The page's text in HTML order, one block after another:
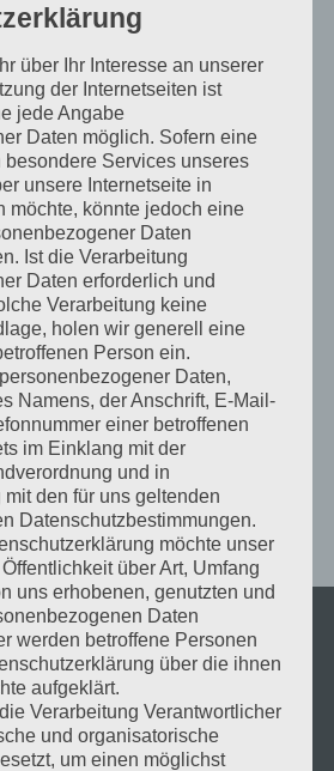
Veranstaltung!
Programm, der
und einer aufwändigen Licht-
Campus
jedes Publikum in ihren Bann!
band.de/
NÄCHSTER
Bissinger Weindorf“ – BZ
über Ihr Interesse an unserer
der Internetseiten ist
jede Angabe
Daten möglich. Sofern eine
besondere Services unseres
unsere Internetseite in
möchte, könnte jedoch eine
Daten
Ist die Verarbeitung
Daten erforderlich und
Verarbeitung keine
holen wir generell eine
Person ein.
Daten,
Namens, der Anschrift, E-Mail-
einer betroffenen
im Einklang mit der
und in
den für uns geltenden
Datenschutzbestimmungen.
möchte unser
über Art, Umfang
uns erhobenen, genutzten und
Daten
werden betroffene Personen
über die ihnen
aufgeklärt.
Verarbeitung Verantwortlicher
und organisatorische
um einen möglichst